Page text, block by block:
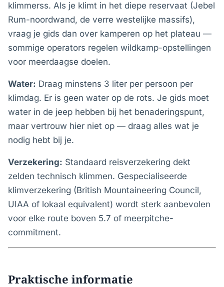
klimmerss. Als je klimt in het diepe reservaat (Jebel
Rum-noordwand, de verre westelijke massifs),
vraag je gids dan over kamperen op het plateau —
sommige operators regelen wildkamp-opstellingen
voor meerdaagse doelen.
Water: Draag minstens 3 liter per persoon per
klimdag. Er is geen water op de rots. Je gids moet
water in de jeep hebben bij het benaderingspunt,
maar vertrouw hier niet op — draag alles wat je
nodig hebt bij je.
Verzekering: Standaard reisverzekering dekt
zelden technisch klimmen. Gespecialiseerde
klimverzekering (British Mountaineering Council,
UIAA of lokaal equivalent) wordt sterk aanbevolen
voor elke route boven 5.7 of meerpitche-
commitment.
Praktische informatie